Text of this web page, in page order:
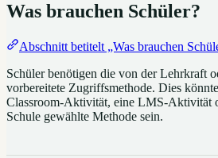
Was brauchen Schüler?
Abschnitt betitelt „Was brauchen
Schüler benötigen die von der Lehrkraft
vorbereitete Zugriffsmethode. Dies
Classroom-Aktivität, eine LMS-Aktivität
Schule gewählte Methode sein.